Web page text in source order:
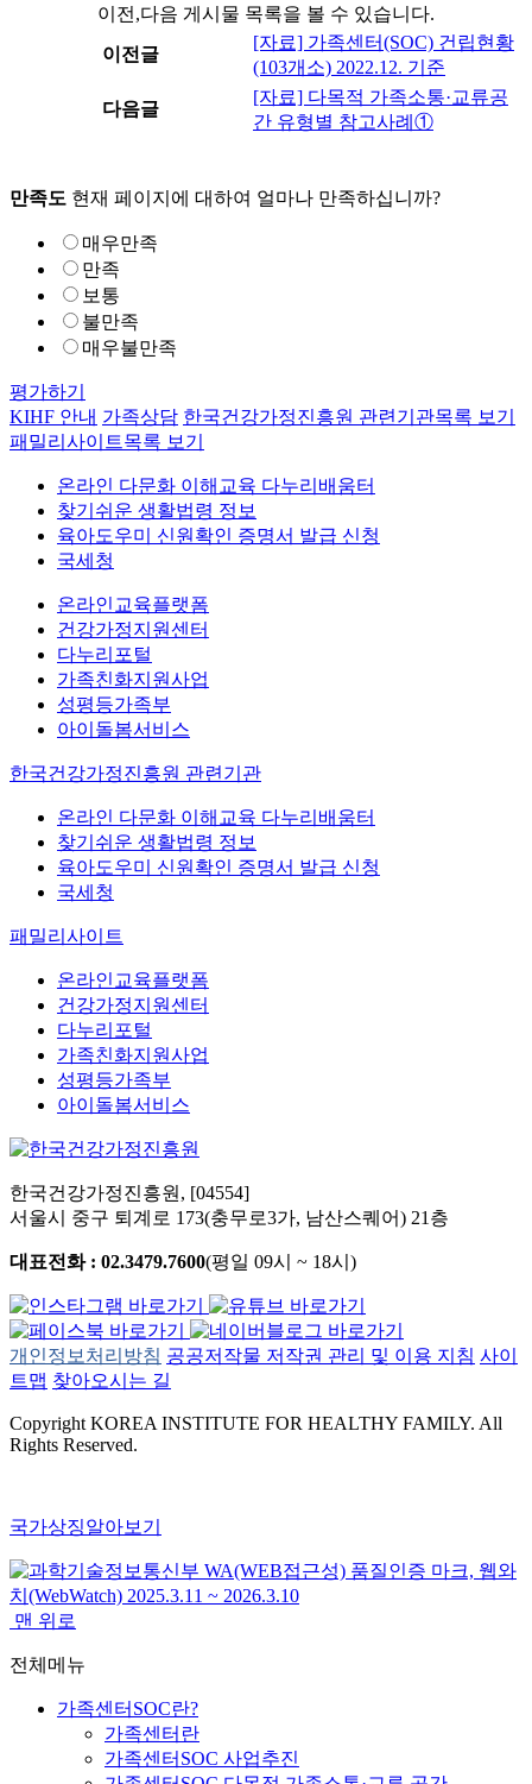
이전,다음 게시물 목록을 볼 수 있습니다.
이전글
[자료] 가족센터(SOC) 건립현황
(103개소) 2022.12. 기준
다음글
[자료] 다목적 가족소통·교류공
간 유형별 참고사례①
만족도 현재 페이지에 대하여 얼마나 만족하십니까?
매우만족
만족
보통
불만족
매우불만족
평가하기
KIHF 안내 가족상담 한국건강가정진흥원 관련기관목록 보기
패밀리사이트목록 보기
온라인 다문화 이해교육 다누리배움터
찾기쉬운 생활법령 정보
육아도우미 신원확인 증명서 발급 신청
국세청
온라인교육플랫폼
건강가정지원센터
다누리포털
가족친화지원사업
성평등가족부
아이돌봄서비스
한국건강가정진흥원 관련기관
온라인 다문화 이해교육 다누리배움터
찾기쉬운 생활법령 정보
육아도우미 신원확인 증명서 발급 신청
국세청
패밀리사이트
온라인교육플랫폼
건강가정지원센터
다누리포털
가족친화지원사업
성평등가족부
아이돌봄서비스
한국건강가정진흥원, [04554]
서울시 중구 퇴계로 173(충무로3가, 남산스퀘어) 21층
대표전화 : 02.3479.7600(평일 09시 ~ 18시)
개인정보처리방침 공공저작물 저작권 관리 및 이용 지침 사이
트맵 찾아오시는 길
Copyright KOREA INSTITUTE FOR HEALTHY FAMILY. All
Rights Reserved.
국가상징알아보기
맨 위로
전체메뉴
가족센터SOC란?
가족센터란
가족센터SOC 사업추진